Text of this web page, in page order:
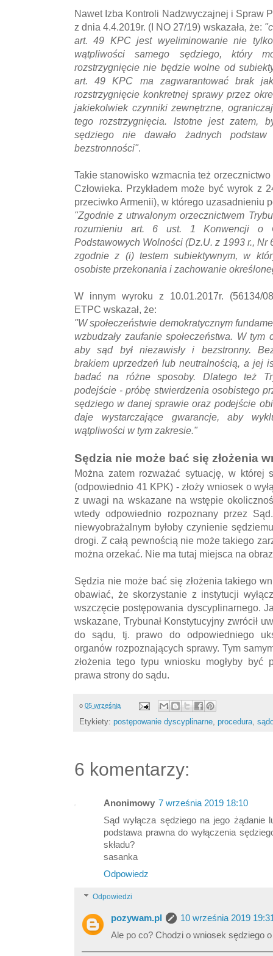
Nawet Izba Kontroli Nadzwyczajnej i Spraw
z dnia 4.4.2019r. (I NO 27/19) wskazała, że:
art. 49 KPC jest wyeliminowanie nie
wątpliwości samego sędziego, który
rozstrzygnięcie nie będzie wolne od
art. 49 KPC ma zagwarantować brak
rozstrzygnięcie konkretnej sprawy przez
jakiekolwiek czynniki zewnętrzne,
tego rozstrzygnięcia. Istotne jest zatem,
sędziego nie dawało żadnych
bezstronności".
Takie stanowisko wzmacnia też
Człowieka. Przykładem może być wyrok z
przeciwko Armenii), w którego uzasadnieniu
"Zgodnie z utrwalonym orzecznictwem
rozumieniu art. 6 ust. 1 Konwencji o
Podstawowych Wolności (Dz.U. z 1993 r., Nr
zgodnie z (i) testem subiektywnym, w
osobiste przekonania i zachowanie
W innym wyroku z 10.01.2017r. (56134/
ETPC wskazał, że:
"W społeczeństwie demokratycznym
wzbudzały zaufanie społeczeństwa. W
aby sąd był niezawisły i bezstronny.
brakiem uprzedzeń lub neutralnością, a jej
badać na różne sposoby. Dlatego też
podejście - próbę stwierdzenia osobistego
sędziego w danej sprawie oraz podejście
daje wystarczające gwarancje, aby
wątpliwości w tym zakresie."
Sędzia nie może bać się złożenia
Można zatem rozważać sytuację, w
(odpowiednio 41 KPK) - złoży wniosek o
z uwagi na wskazane na wstępie
wtedy odpowiednio rozpoznany przez
niewyobrażalnym byłoby czynienie
drogi. Z całą pewnością nie może takiego
można orzekać. Nie ma tutaj miejsca na
Sędzia nie może bać się złożenia takiego
obawiać, że skorzystanie z instytucji
wszczęcie postępowania dyscyplinarnego.
wskazane, Trybunał Konstytucyjny zwrócił
do sądu, tj. prawo do odpowiedniego
organów rozpoznających sprawy. Tym
złożenia tego typu wniosku mogłyby być
prawa strony do sądu.
o 05 września
Etykiety: postępowanie dyscyplinarne, procedura,
6 komentarzy:
Anonimowy 7 września 2019 18:10
Sąd wyłącza sędziego na jego żądanie
podstawa prawna do wyłączenia
składu?
sasanka
Odpowiedz
Odpowiedzi
pozywam.pl
10 września 2019
Ale po co? Chodzi o wniosek sędziego